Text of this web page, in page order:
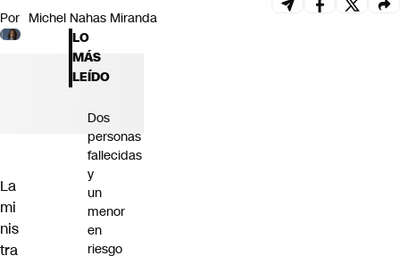
Por Michel Nahas Miranda
La
mi
nis
tra
LO
MÁS
LEÍDO
Dos
personas
fallecidas
y
un
menor
en
riesgo